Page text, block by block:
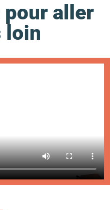
aller
loin